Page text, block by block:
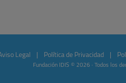
Legal Política de Privacidad
Fundación IDIS © 2026 · Todos los